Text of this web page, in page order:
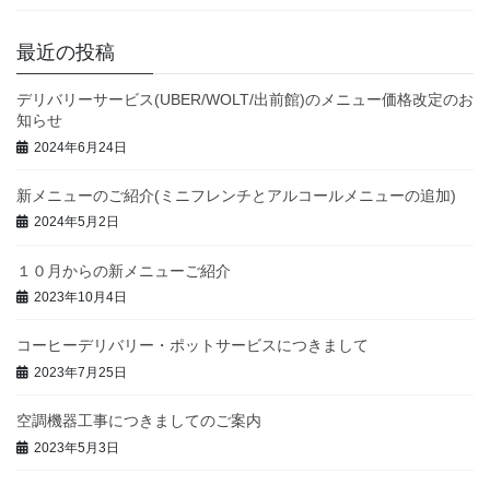
最近の投稿
デリバリーサービス(UBER/WOLT/出前館)のメニュー価格改定のお
知らせ
2024年6月24日
新メニューのご紹介(ミニフレンチとアルコールメニューの追加)
2024年5月2日
１０月からの新メニューご紹介
2023年10月4日
コーヒーデリバリー・ポットサービスにつきまして
2023年7月25日
空調機器工事につきましてのご案内
2023年5月3日